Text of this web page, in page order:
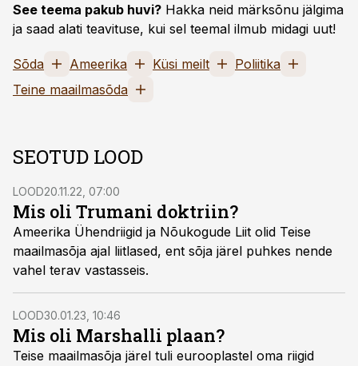
See teema pakub huvi? Hakka neid märksõnu jälgima
ja saad alati teavituse, kui sel teemal ilmub midagi uut!
Sõda Ameerika Küsi meilt
Poliitika
Teine maailmasõda
SEOTUD LOOD
LOOD20.11.22, 07:00
Mis oli Trumani doktriin?
Ameerika Ühendriigid ja Nõukogude Liit olid Teise
maailmasõja ajal liitlased, ent sõja järel puhkes nende
vahel terav vastasseis.
LOOD30.01.23, 10:46
Mis oli Marshalli plaan?
Teise maailmasõja järel tuli eurooplastel oma riigid